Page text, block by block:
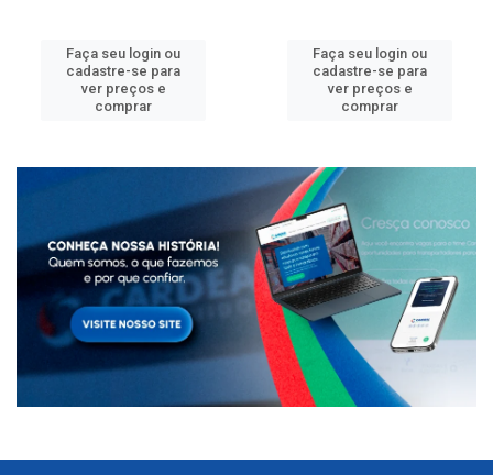
Faça seu login ou
cadastre-se para
ver preços e
comprar
Faça seu login ou
cadastre-se para
ver preços e
comprar